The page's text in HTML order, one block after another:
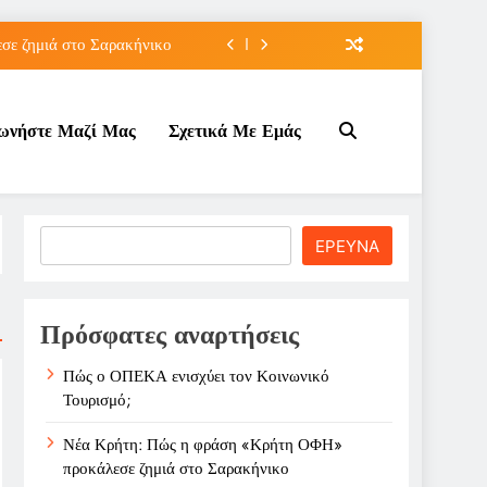
ζημιά στο Σαρακήνικο
πετρελαίου στο ;
ζημιά στο Σαρακήνικο
της για την καριέρα;
Μαζί Μας Σχετικά Με Εμάς
ΕΡΕΥΝΑ
Πρόσφατες αναρτήσεις
Πώς ο ΟΠΕΚΑ ενισχύει τον Κοινωνικό
Τουρισμό;
Νέα Κρήτη: Πώς η φράση «Κρήτη ΟΦΗ»
προκάλεσε ζημιά στο Σαρακήνικο